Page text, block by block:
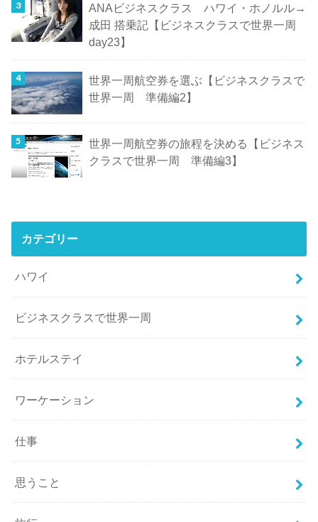
ANAビジネスクラス ハワイ・ホノルル→
成田 搭乗記【ビジネスクラスで世界一周
day23】
世界一周航空券を選ぶ【ビジネスクラスで
世界一周 準備編2】
世界一周航空券の旅程を決める【ビジネス
クラスで世界一周 準備編3】
カテゴリー
ハワイ
ビジネスクラスで世界一周
ホテルステイ
ワーケーション
仕事
思うこと